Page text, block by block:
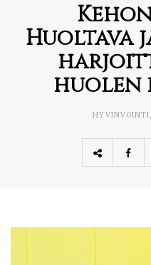
Huoltava
huolen
HYVINVOINTI,